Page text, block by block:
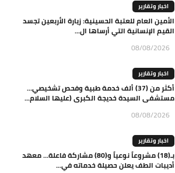
اخبار وتقارير
الأمين العام للعتبة الحسينية: زيارة الأربعين تجسد
القيم الإنسانية التي أرساها ال...
08/08/2026
اخبار وتقارير
أكثر من (37) ألف خدمة طبية وفحص تشخيصي…
مستشفى السيدة خديجة الكبرى (عليها السلام...
08/08/2026
اخبار وتقارير
بـ(18) مشروعاً نوعياً و(80) مشاركة فاعلة… معهد
أديبات الطف يعلن حصيلة خدماته في...